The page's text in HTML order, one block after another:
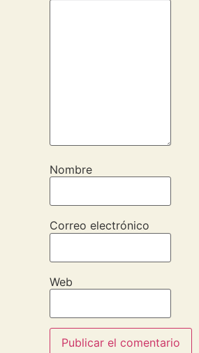
Nombre
Correo electrónico
Web